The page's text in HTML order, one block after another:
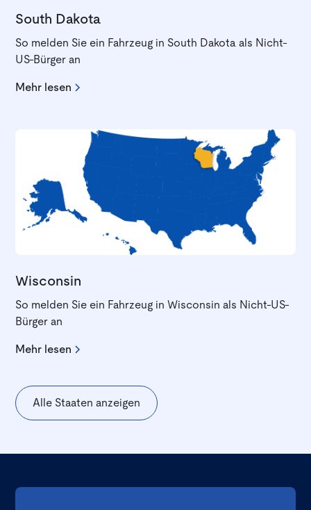
South Dakota
So melden Sie ein Fahrzeug in South Dakota als Nicht-
US-Bürger an
Mehr lesen
Wisconsin
So melden Sie ein Fahrzeug in Wisconsin als Nicht-US-
Bürger an
Mehr lesen
Alle Staaten anzeigen